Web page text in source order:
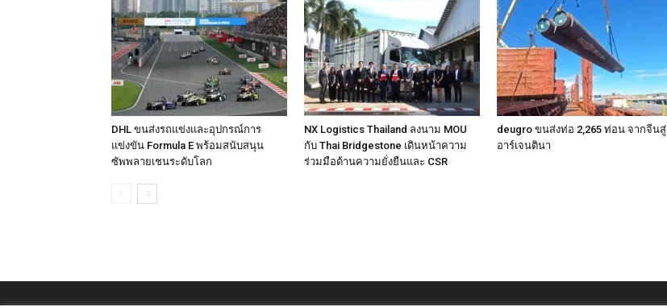
DHL ขนส่งรถแข่งและอุปกรณ์การ
แข่งขัน Formula E พร้อมสนับสนุน
ซัพพลายเชนระดับโลก
NX Logistics Thailand ลงนาม MOU
กับ Thai Bridgestone เดินหน้าความ
ร่วมมือด้านความยั่งยืนและ CSR
deugro ขนส่งท่อ 2,265 ท่อน จากจีนสู่
อาร์เจนตินา